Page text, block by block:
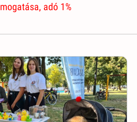
adó 1%